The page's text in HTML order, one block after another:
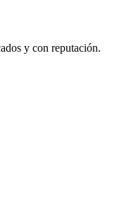
y con reputación.